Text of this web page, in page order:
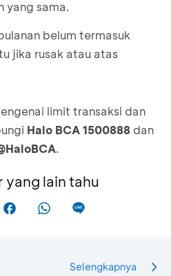
yang sama.
belum termasuk
jika rusak atau atas
limit transaksi dan
Halo BCA 1500888 dan
.
yang lain tahu
Selengkapnya